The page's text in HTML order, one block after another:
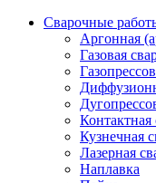
Сварочные
Аргонная
Газовая
Контактная
Кузнечная
Лазерная
Наплавка